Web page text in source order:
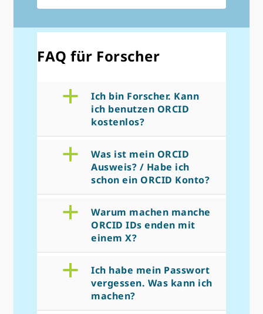
FAQ für Forscher
a
Ich bin Forscher. Kann
ich benutzen ORCID
kostenlos?
a
Was ist mein ORCID
Ausweis? / Habe ich
schon ein ORCID Konto?
a
Warum machen manche
ORCID IDs enden mit
einem X?
a
Ich habe mein Passwort
vergessen. Was kann ich
machen?